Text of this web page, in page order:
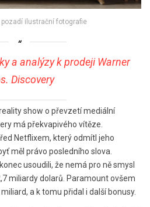
ilustrační fotografie
a analýzy k prodeji Warner
Discovery
show o převzetí mediální
má překvapivého vítěze.
Netflixem, který odmítl jeho
měl právo posledního slova.
usoudili, že nemá pro ně smysl
miliardy dolarů. Paramount ovšem
a k tomu přidal i další bonusy.